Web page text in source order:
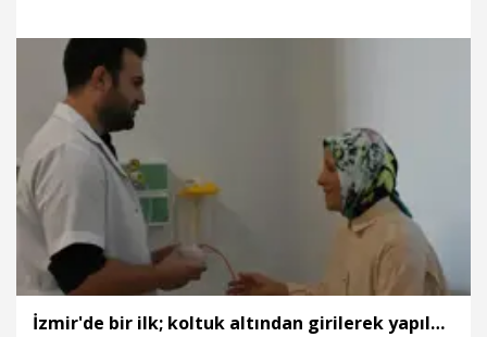
kurtulan hem de estetik açıdan meme kaybı yaşamayan 2
çocuk annesi Kartal, "Hiç ağrım olmadı, ameliyat korktuğum
gibi geçmedi" dedi.
3.07.2026 Video
İzmir'de bir ilk; koltuk altından girilerek yapılan ameliyatla kanserden kurtuldu